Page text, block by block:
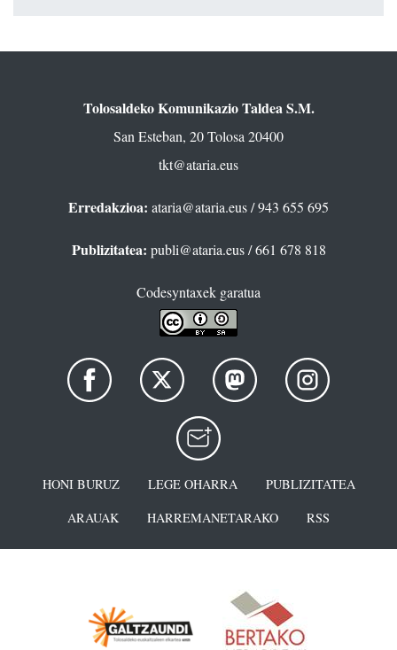
Tolosaldeko Komunikazio Taldea S.M.
San Esteban, 20 Tolosa 20400
tkt@ataria.eus
Erredakzioa: ataria@ataria.eus/ 943 655 695
Publizitatea: publi@ataria.eus/ 661 678 818
Codesyntaxek garatua
HONI BURUZ LEGE OHARRA
PUBLIZITATEA
ARAUAK
HARREMANETARAKO RSS